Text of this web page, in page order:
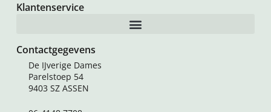
Klantenservice
Contactgegevens
De IJverige Dames
Parelstoep 54
9403 SZ ASSEN